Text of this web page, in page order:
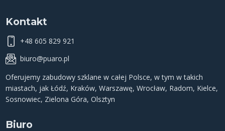
Kontakt
+48 605 829 921
biuro@puaro.pl
Oferujemy zabudowy szklane w całej Polsce, w tym w takich
miastach, jak Łódź, Kraków, Warszawę, Wrocław, Radom, Kielce,
Sosnowiec, Zielona Góra, Olsztyn
Biuro